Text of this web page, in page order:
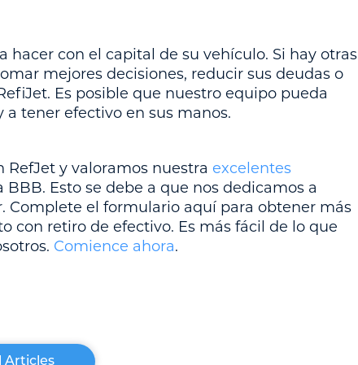
con el capital de su vehículo. Si hay otras
mejores decisiones, reducir sus deudas o
Es posible que nuestro equipo pueda
tener efectivo en sus manos.
y valoramos nuestra excelentes
Esto se debe a que nos dedicamos a
Complete el formulario aquí para obtener más
con retiro de efectivo. Es más fácil de lo que
Comience ahora.
Articles